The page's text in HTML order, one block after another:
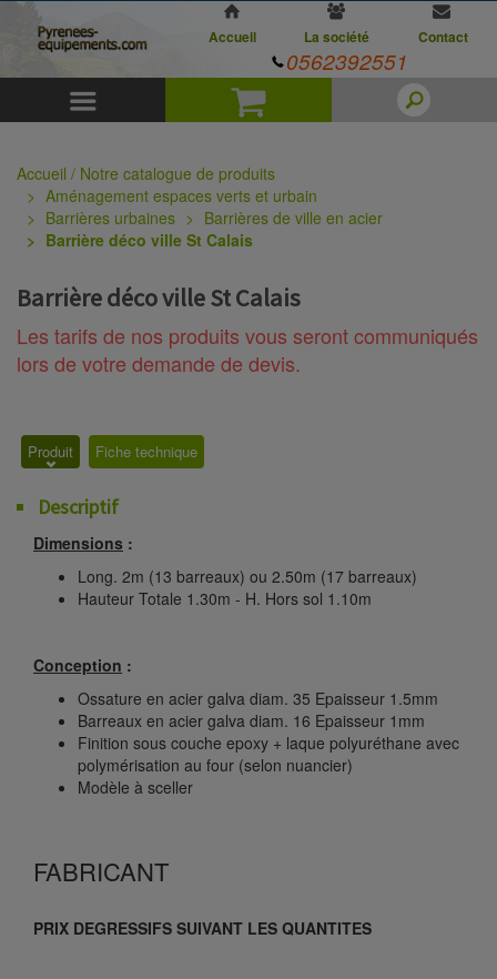
Panier
Accueil La société Contact
0562392551
Accueil / Notre catalogue de produits
Aménagement espaces verts et urbain
Barrières urbaines
Barrières de ville en acier
Barrière déco ville St Calais
Barrière déco ville St Calais
Les tarifs de nos produits vous seront communiqués
lors de votre demande de devis.
Produit Fiche technique
Descriptif
Dimensions :
Long. 2m (13 barreaux) ou 2.50m (17 barreaux)
Hauteur Totale 1.30m - H. Hors sol 1.10m
Conception :
Ossature en acier galva diam. 35 Epaisseur 1.5mm
Barreaux en acier galva diam. 16 Epaisseur 1mm
Finition sous couche epoxy + laque polyuréthane avec
polymérisation au four (selon nuancier)
Modèle à sceller
FABRICANT
PRIX DEGRESSIFS SUIVANT LES QUANTITES